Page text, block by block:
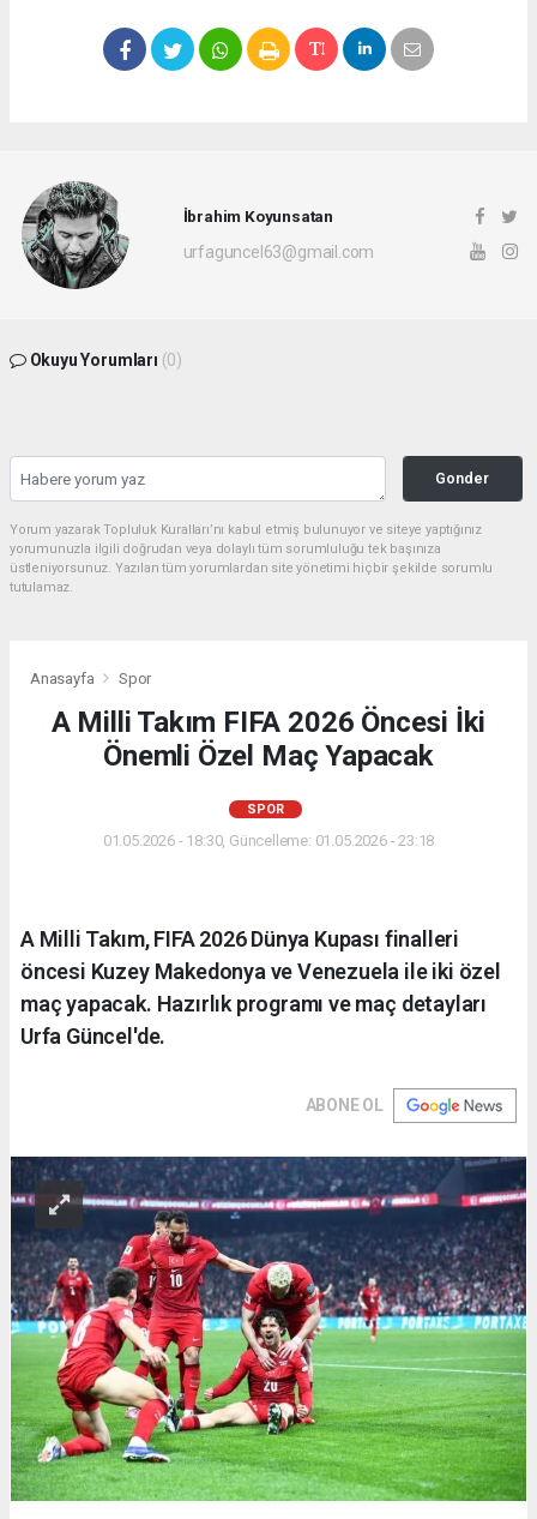
İbrahim Koyunsatan
urfaguncel63@gmail.com
Okuyu Yorumları (0)
Gonder
Yorum yazarak Topluluk Kuralları’nı kabul etmiş bulunuyor ve siteye yaptığınız
yorumunuzla ilgili doğrudan veya dolaylı tüm sorumluluğu tek başınıza
üstleniyorsunuz. Yazılan tüm yorumlardan site yönetimi hiçbir şekilde sorumlu
tutulamaz.
Anasayfa Spor
A Milli Takım FIFA 2026 Öncesi İki
Önemli Özel Maç Yapacak
SPOR
01.05.2026 - 18:30, Güncelleme: 01.05.2026 - 23:18
A Milli Takım, FIFA 2026 Dünya Kupası finalleri
öncesi Kuzey Makedonya ve Venezuela ile iki özel
maç yapacak. Hazırlık programı ve maç detayları
Urfa Güncel'de.
ABONE OL